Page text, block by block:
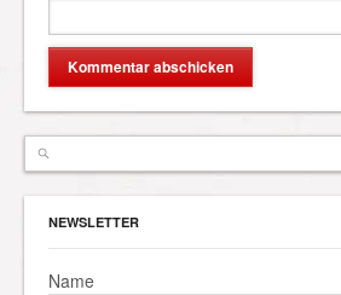
NEWSLETTER
Name